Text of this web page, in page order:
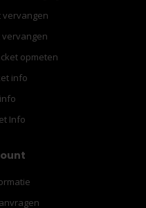
vervangen
vervangen
opmeten
info
Info